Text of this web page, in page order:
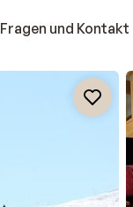
Fragen und Kontakt